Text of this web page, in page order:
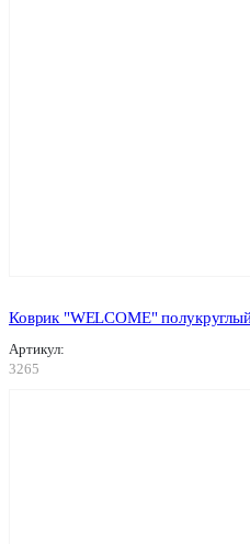
Коврик "WELCOME"
Артикул:
3265